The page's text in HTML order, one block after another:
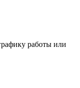
работы или